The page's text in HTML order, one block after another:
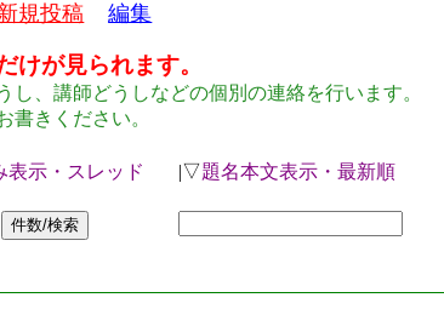
規投稿 編集
けが見られます。
、講師どうしなどの個別の連絡を行います。
書きください。
表示・スレッド
|▽題名本文表示・最新順